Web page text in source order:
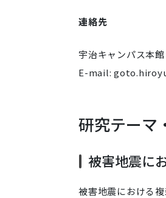
連絡先
宇治キャンパス本
E-mail:
研究テーマ
被害地震に
被害地震における